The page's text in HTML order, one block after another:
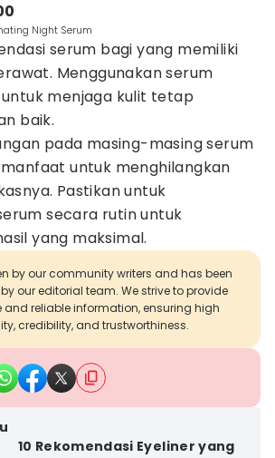
Night Serum
serum bagi yang memiliki
Menggunakan serum
menjaga kulit tetap
baik.
pada masing-masing serum
untuk menghilangkan
Pastikan untuk
secara rutin untuk
yang maksimal.
by our community writers and has been
our editorial team. We strive to provide
reliable information, ensuring high
credibility, and trustworthiness.
10 Rekomendasi Eyeliner yang